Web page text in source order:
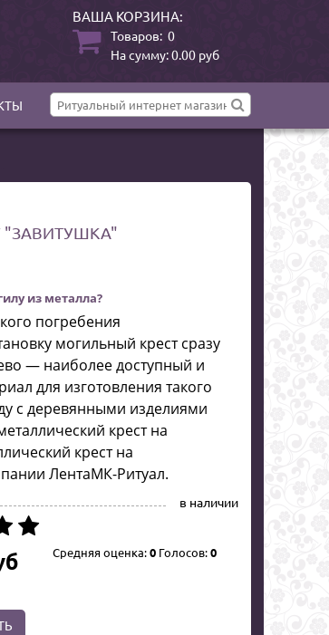
ВАША КОРЗИНА:
Товаров: 0
На сумму:0.00 руб
"ЗАВИТУШКА"
из металла?
погребения
могильный крест сразу
— наиболее доступный и
для изготовления такого
с деревянными изделиями
крест на
крест на
ЛентаМК-Ритуал.
в наличии
Средняя оценка:0 Голосов:0